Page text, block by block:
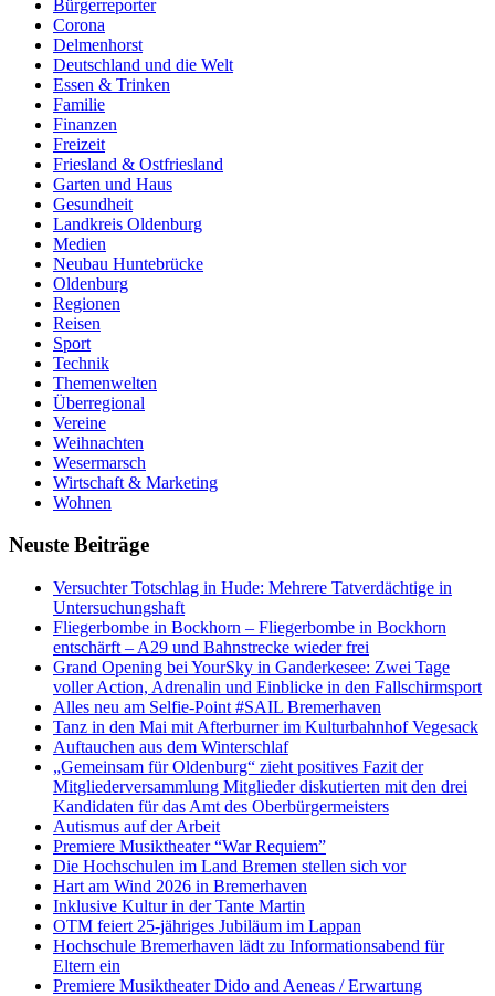
Bürgerreporter
Corona
Delmenhorst
Deutschland und die Welt
Essen & Trinken
Familie
Finanzen
Freizeit
Friesland & Ostfriesland
Garten und Haus
Gesundheit
Landkreis Oldenburg
Medien
Neubau Huntebrücke
Oldenburg
Regionen
Reisen
Sport
Technik
Themenwelten
Überregional
Vereine
Weihnachten
Wesermarsch
Wirtschaft & Marketing
Wohnen
Neuste Beiträge
Versucht­er Totschlag in Hude: Mehrere Tatverdächtige in
Untersuchungshaft
Fliegerbombe in Bockhorn – Fliegerbombe in Bockhorn
entschärft – A29 und Bahnstrecke wieder frei
Grand Opening bei YourSky in Ganderkesee: Zwei Tage
voller Action, Adrenalin und Einblicke in den Fallschirmsport
Alles neu am Selfie-Point #SAIL Bremerhaven
Tanz in den Mai mit Afterburner im Kulturbahnhof Vegesack
Auftauchen aus dem Winterschlaf
„Gemeinsam für Oldenburg“ zieht positives Fazit der
Mitgliederversammlung Mitglieder diskutierten mit den drei
Kandidaten für das Amt des Oberbürgermeisters
Autismus auf der Arbeit
Premiere Musiktheater “War Requiem”
Die Hochschulen im Land Bremen stellen sich vor
Hart am Wind 2026 in Bremerhaven
Inklusive Kultur in der Tante Martin
OTM feiert 25-jähriges Jubiläum im Lappan
Hochschule Bremerhaven lädt zu Informationsabend für
Eltern ein
Premiere Musiktheater Dido and Aeneas / Erwartung